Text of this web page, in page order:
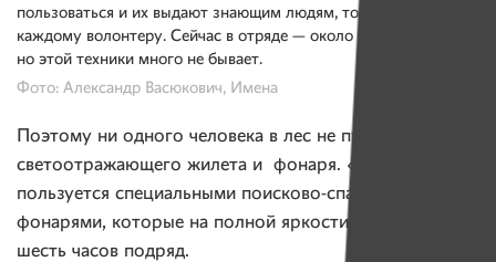
пользоваться и их выдают знающим людям, то фонарь дают
каждому волонтеру. Сейчас в отряде — около 40 фонарей,
но этой техники много не бывает.
Фото: Александр Васюкович, Имена
Поэтому ни одного человека в лес не пустят без
светоотражающего жилета и фонаря. «Ангел»
пользуется специальными поисково-спасательными
фонарями, которые на полной яркости могут светить
шесть часов подряд.